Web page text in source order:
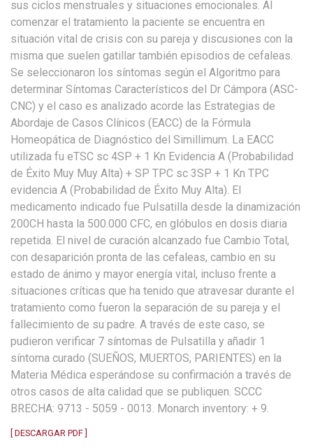
sus ciclos menstruales y situaciones emocionales. Al
comenzar el tratamiento la paciente se encuentra en
situación vital de crisis con su pareja y discusiones con la
misma que suelen gatillar también episodios de cefaleas.
Se seleccionaron los síntomas según el Algoritmo para
determinar Síntomas Característicos del Dr Cámpora (ASC-
CNC) y el caso es analizado acorde las Estrategias de
Abordaje de Casos Clínicos (EACC) de la Fórmula
Homeopática de Diagnóstico del Simillimum. La EACC
utilizada fu eTSC sc 4SP + 1 Kn Evidencia A (Probabilidad
de Éxito Muy Muy Alta) + SP TPC sc 3SP + 1 Kn TPC
evidencia A (Probabilidad de Éxito Muy Alta). El
medicamento indicado fue Pulsatilla desde la dinamización
200CH hasta la 500.000 CFC, en glóbulos en dosis diaria
repetida. El nivel de curación alcanzado fue Cambio Total,
con desaparición pronta de las cefaleas, cambio en su
estado de ánimo y mayor energía vital, incluso frente a
situaciones críticas que ha tenido que atravesar durante el
tratamiento como fueron la separación de su pareja y el
fallecimiento de su padre. A través de este caso, se
pudieron verificar 7 síntomas de Pulsatilla y añadir 1
síntoma curado (SUEÑOS, MUERTOS, PARIENTES) en la
Materia Médica esperándose su confirmación a través de
otros casos de alta calidad que se publiquen. SCCC
BRECHA: 9713 - 5059 - 0013. Monarch inventory: + 9.
[ DESCARGAR PDF ]